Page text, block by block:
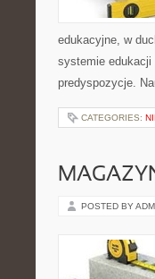
edukacyjne, w
systemie edukacji
predyspozycje.
CATEGORIES:
POSTED BY